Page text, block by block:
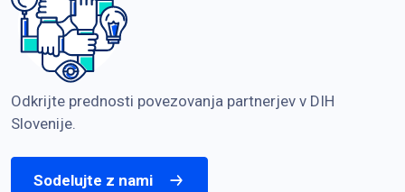
Odkrijte prednosti povezovanja partnerjev v DIH
Slovenije.
Sodelujte z nami